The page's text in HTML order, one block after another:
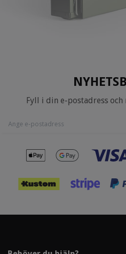
Fyll i din e-postadress och